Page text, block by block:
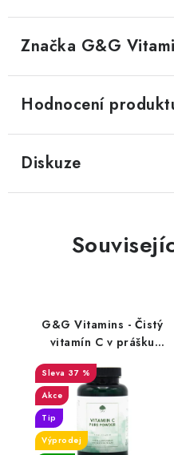
Značka G&G
Hodnocení
Diskuze
G&G Vitamins - Čistý
vitamín C v prášku
(kyselina askorbová) -
150g prášek - DMS
5/26
37 %
Akce
Tip
Výprodej